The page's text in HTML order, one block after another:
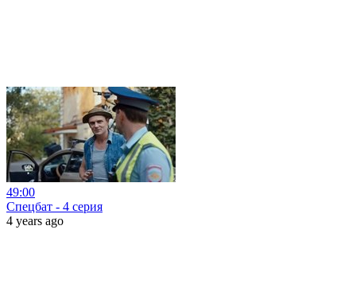
49:00
Спецбат - 4 серия
4 years ago